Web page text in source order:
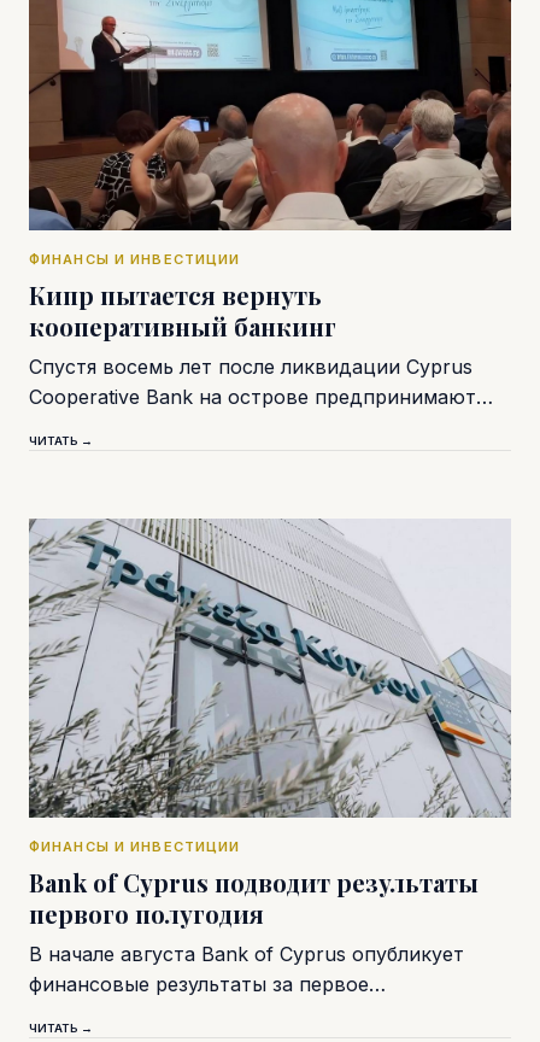
ФИНАНСЫ И ИНВЕСТИЦИИ
Кипр пытается вернуть
кооперативный банкинг
Спустя восемь лет после ликвидации Cyprus
Cooperative Bank на острове предпринимают…
ЧИТАТЬ →
ФИНАНСЫ И ИНВЕСТИЦИИ
Bank of Cyprus подводит результаты
первого полугодия
В начале августа Bank of Cyprus опубликует
финансовые результаты за первое…
ЧИТАТЬ →